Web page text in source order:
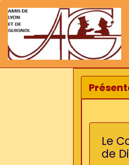
Le
de